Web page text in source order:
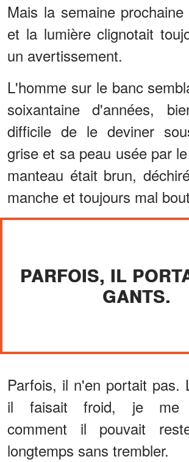
Mais la semaine
et la lumière clignotait
un avertissement.
L'homme sur le banc
soixantaine d'années,
difficile de le deviner
grise et sa peau usée par
manteau était brun,
manche et toujours mal
PARFOIS, IL
GANTS.
Parfois, il n'en portait pas.
il faisait froid, je me
comment il pouvait
longtemps sans trembler.